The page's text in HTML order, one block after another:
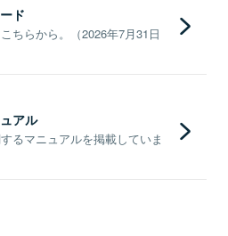
ド
ちらから。（2026年7月31日
アル
るマニュアルを掲載していま